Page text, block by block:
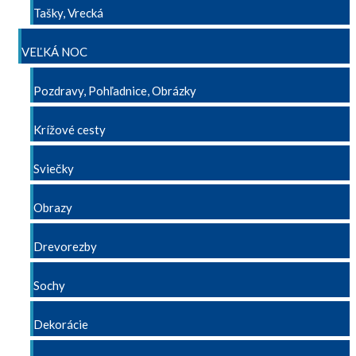
Tašky, Vrecká
VEĽKÁ NOC
Pozdravy, Pohľadnice, Obrázky
Krížové cesty
Sviečky
Obrazy
Drevorezby
Sochy
Dekorácie